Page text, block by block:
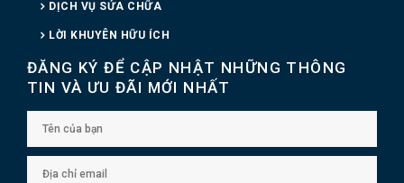
DỊCH VỤ SỬA CHỮA
LỜI KHUYÊN HỮU ÍCH
ĐĂNG KÝ ĐỂ CẬP NHẬT NHỮNG THÔNG
TIN VÀ ƯU ĐÃI MỚI NHẤT